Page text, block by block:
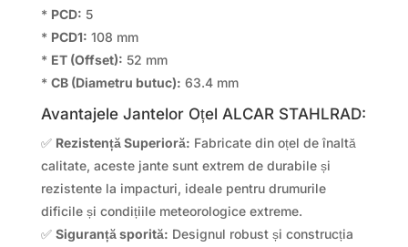
* PCD: 5
* PCD1: 108 mm
* ET (Offset): 52 mm
* CB (Diametru butuc): 63.4 mm
Avantajele Jantelor Oțel ALCAR STAHLRAD:
✅ Rezistență Superioră: Fabricate din oțel de înaltă
calitate, aceste jante sunt extrem de durabile și
rezistente la impacturi, ideale pentru drumurile
dificile și condițiile meteorologice extreme.
✅ Siguranță sporită: Designul robust și construcția